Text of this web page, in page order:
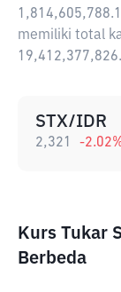
memiliki total
STX/IDR
2,321 -2.02
Kurs Tukar
Berbeda